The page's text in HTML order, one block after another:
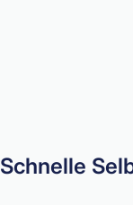
Schnelle